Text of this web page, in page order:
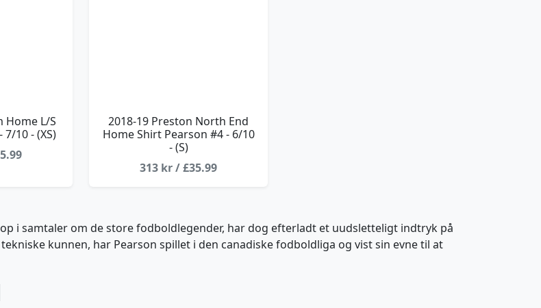
Home L/S
10 - (XS)
2018-19 Preston North End
Home Shirt Pearson #4 - 6/10
- (S)
313 kr / £35.99
i samtaler om de store fodboldlegender, har dog efterladt et uudsletteligt indtryk på
kunnen, har Pearson spillet i den canadiske fodboldliga og vist sin evne til at